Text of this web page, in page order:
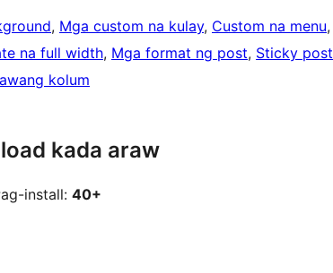
, Mga custom na kulay, Custom na menu,
na full width, Mga format ng post, Sticky post
kolum
kada araw
install: 40+